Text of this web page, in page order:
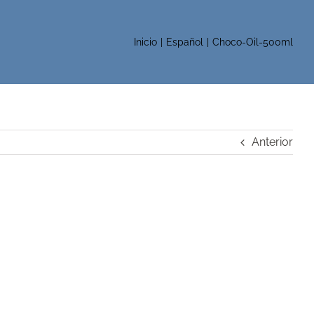
Inicio Español Choco-Oil-500ml
Anterior